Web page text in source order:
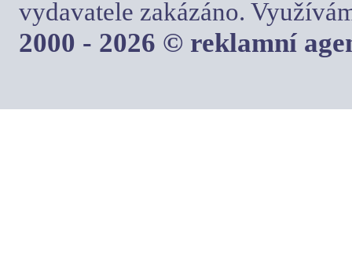
vydavatele zakázáno.
2000 - 2026 © reklamní